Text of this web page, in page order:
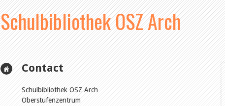
Schulbibliothek OSZ Arch
Contact
Schulbibliothek OSZ Arch
Oberstufenzentrum